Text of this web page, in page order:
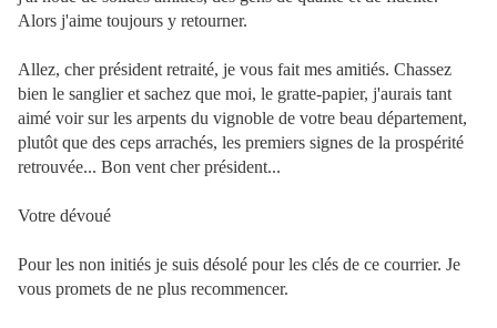
Alors j'aime toujours y retourner.
Allez, cher président retraité, je vous fait mes amitiés. Chassez
bien le sanglier et sachez que moi, le gratte-papier, j'aurais tant
aimé voir sur les arpents du vignoble de votre beau département,
plutôt que des ceps arrachés, les premiers signes de la prospérité
retrouvée... Bon vent cher président...
Votre dévoué
Pour les non initiés je suis désolé pour les clés de ce courrier. Je
vous promets de ne plus recommencer.